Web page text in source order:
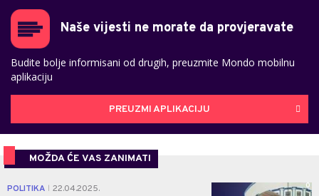
Naše vijesti ne morate da provjeravate
Budite bolje informisani od drugih, preuzmite Mondo mobilnu
aplikaciju
PREUZMI APLIKACIJU
MOŽDA ĆE VAS ZANIMATI
POLITIKA 22.04.2025. 0